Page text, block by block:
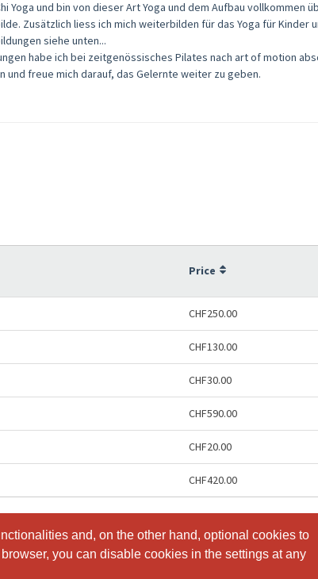
and, on the other hand, optional cookies to
you can disable cookies in the settings at any
and, on the other hand, optional cookies to
you can disable cookies in the settings at any
Yoga und bin von dieser Art Yoga und dem Aufbau vollkommen
Zusätzlich liess ich mich weiterbilden für das Yoga für Kinder
siehe unten...
habe ich bei zeitgenössisches Pilates nach art of motion
und freue mich darauf, das Gelernte weiter zu geben.
Price
CHF250.00
CHF130.00
CHF30.00
CHF590.00
CHF20.00
CHF420.00